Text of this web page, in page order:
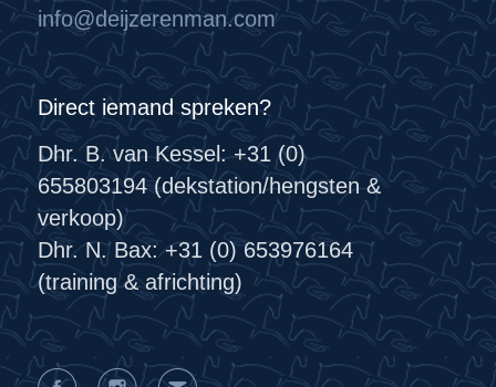
info@deijzerenman.com
Direct iemand spreken?
Dhr. B. van Kessel: +31 (0)
655803194 (dekstation/hengsten &
verkoop)
Dhr. N. Bax: +31 (0) 653976164
(training & africhting)